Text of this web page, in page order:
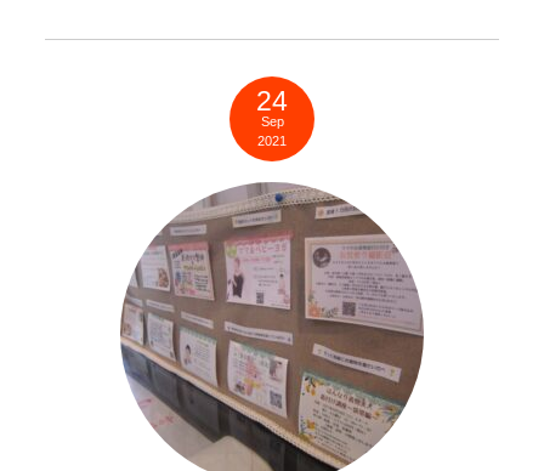
24
Sep
2021